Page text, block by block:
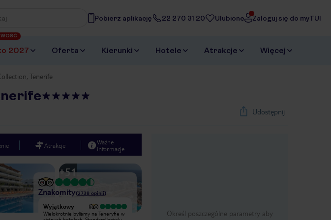
której szukasz
Pobierz aplikację 22 270 31 20 Ulubione Zaloguj się do myTUI
2027 Oferta Kierunki Hotele Atrakcje Więcej
Tenerife
Udostępnij
Określ poszczególne parametry aby
Atrakcje
Ważne
informacje
Next slide
1/57
+51
Znakomity(2738 opinii)
w
Wyjątkowy
Wielokrotnie byliśmy na Teneryfie w
Wielokrotnie byliśmy na Teneryfie w